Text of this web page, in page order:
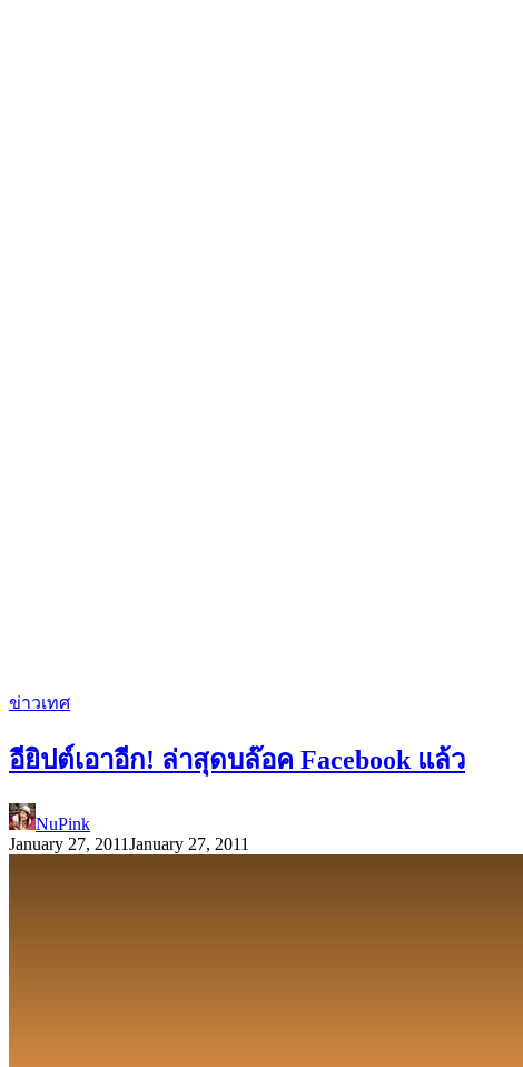
ข่าวเทศ
อียิปต์เอาอีก! ล่าสุดบล๊อค Facebook แล้ว
NuPink
January 27, 2011January 27, 2011